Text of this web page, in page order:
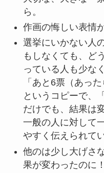
ら。
作画の悔しい表情
選挙にいかない人
もしなくても、ど
っている人も少な
「あと6票（あっ
というコピーで、
だけでも、結果は
一般の人に対して
やすく伝えられて
他のは少し大げさ
果が変わったのに